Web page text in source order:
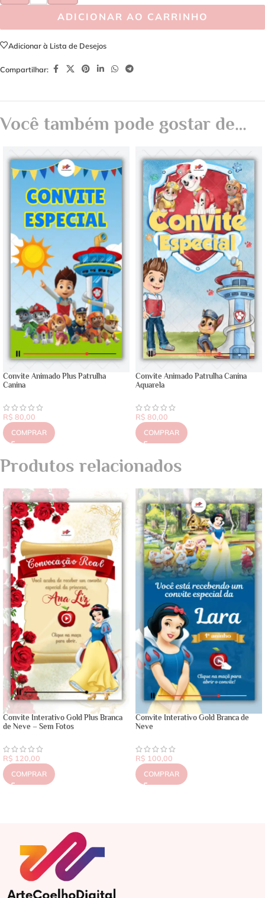
ADICIONAR AO CARRINHO
Adicionar à Lista de Desejos
Compartilhar:
Você também pode gostar de…
Convite Animado Plus Patrulha
Canina
R$ 80,00
COMPRAR
Convite Animado Patrulha Canina
Aquarela
R$ 80,00
COMPRAR
Produtos relacionados
Convite Interativo Gold Plus Branca
de Neve – Sem Fotos
R$ 120,00
COMPRAR
Convite Interativo Gold Branca de
Neve
R$ 100,00
COMPRAR